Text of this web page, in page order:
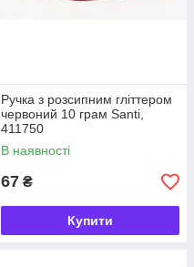
Ручка з розсипним гліттером
червоний 10 грам Santi,
411750
В наявності
67 ₴
Купити